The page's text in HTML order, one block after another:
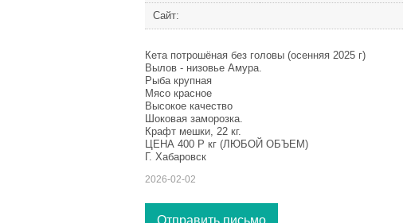
Сайт:
Кета потрошёная без головы (осенняя 2025 г)
Вылов - низовье Амура.
Рыба крупная
Мясо красное
Высокое качество
Шоковая заморозка.
Крафт мешки, 22 кг.
ЦЕНА 400 Р кг (ЛЮБОЙ ОБЪЕМ)
Г. Хабаровск
2026-02-02